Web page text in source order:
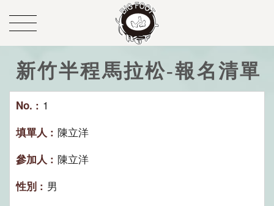
新竹半程馬拉松-報名清單
1
陳立洋
陳立洋
男